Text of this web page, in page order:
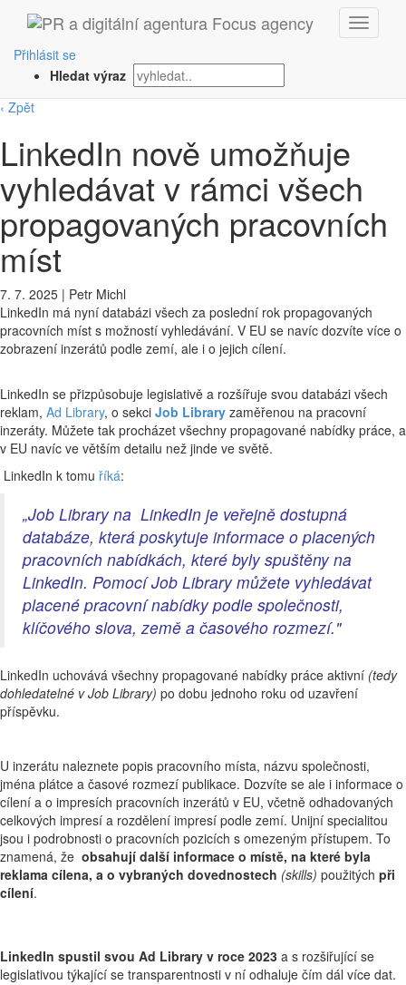
Přihlásit se
Hledat výraz
‹ Zpět
LinkedIn nově umožňuje
vyhledávat v rámci všech
propagovaných pracovních
míst
7. 7. 2025 | Petr Michl
LinkedIn má nyní databázi všech za poslední rok propagovaných
pracovních míst s možností vyhledávání. V EU se navíc dozvíte více o
zobrazení inzerátů podle zemí, ale i o jejich cílení.
LinkedIn se přizpůsobuje legislativě a rozšířuje svou databázi všech
reklam, Ad Library, o sekci Job Library zaměřenou na pracovní
inzeráty. Můžete tak procházet všechny propagované nabídky práce, a
v EU navíc ve větším detailu než jinde ve světě.
LinkedIn k tomu říká:
„Job Library na LinkedIn je veřejně dostupná
databáze, která poskytuje informace o placených
pracovních nabídkách, které byly spuštěny na
LinkedIn. Pomocí Job Library můžete vyhledávat
placené pracovní nabídky podle společnosti,
klíčového slova, země a časového rozmezí."
LinkedIn uchovává všechny propagované nabídky práce aktivní (tedy
dohledatelné v Job Library) po dobu jednoho roku od uzavření
příspěvku.
U inzerátu naleznete popis pracovního místa, názvu společnosti,
jména plátce a časové rozmezí publikace. Dozvíte se ale i informace o
cílení a o impresích pracovních inzerátů v EU, včetně odhadovaných
celkových impresí a rozdělení impresí podle zemí. Unijní specialitou
jsou i podrobnosti o pracovních pozicích s omezeným přístupem. To
znamená, že obsahují další informace o místě, na které byla
reklama cílena, a o vybraných dovednostech (skills) použitých při
cílení.
LinkedIn spustil svou Ad Library v roce 2023 a s rozšiřující se
legislativou týkající se transparentnosti v ní odhaluje čím dál více dat.